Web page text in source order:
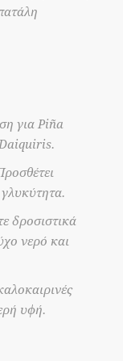
για Piña
δροσιστικά
νερό και
υφή.